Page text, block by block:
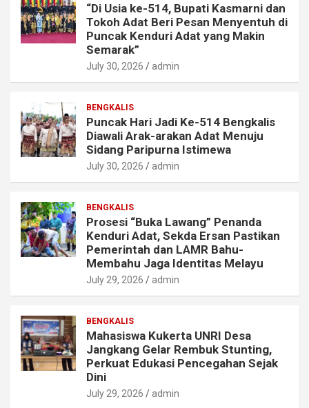
“Di Usia ke-514, Bupati Kasmarni dan
Tokoh Adat Beri Pesan Menyentuh di
Puncak Kenduri Adat yang Makin
Semarak”
July 30, 2026 admin
BENGKALIS
Puncak Hari Jadi Ke-514 Bengkalis
Diawali Arak-arakan Adat Menuju
Sidang Paripurna Istimewa
July 30, 2026 admin
BENGKALIS
Prosesi “Buka Lawang” Penanda
Kenduri Adat, Sekda Ersan Pastikan
Pemerintah dan LAMR Bahu-
Membahu Jaga Identitas Melayu
July 29, 2026 admin
BENGKALIS
Mahasiswa Kukerta UNRI Desa
Jangkang Gelar Rembuk Stunting,
Perkuat Edukasi Pencegahan Sejak
Dini
July 29, 2026 admin